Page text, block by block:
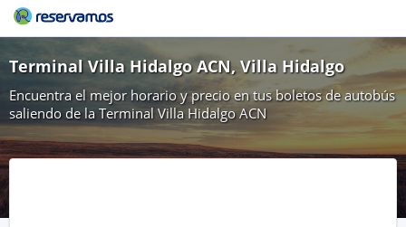
Terminal Villa Hidalgo ACN, Villa Hidalgo
Encuentra el mejor horario y precio en tus boletos de autobús
saliendo de la Terminal Villa Hidalgo ACN